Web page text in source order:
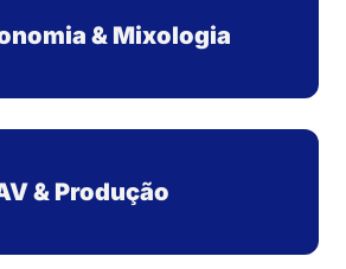
& Mixologia
& Produção